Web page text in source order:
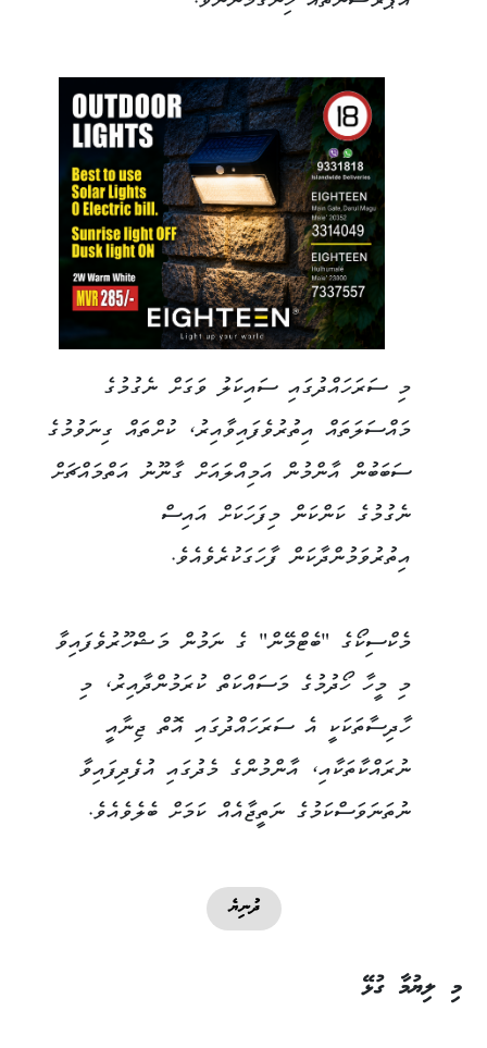
މި ސަރަހައްދުގައި ސައިކަލު ވަގަށް ނެގުމުގެ
މައްސަލަތައް އިތުރުވެފައިވާއިރު، ކުށްތައް ގިނަވުމުގެ
ސަބަބުން އާންމުން އަމިއްލައަށް ގާނޫނު އަތްމައްޗަށް
ނެގުމުގެ ކަންކަން މިފަހަކަށް އައިސް
އިތުރުވަމުންދާކަން ފާހަގަކުރެވެއެވެ.
މެކްސިކޯގެ "ބެޓްމޭން" ގެ ނަމުން މަޝްހޫރުވެފައިވާ
މި މީހާ ހޯދުމުގެ މަސައްކަތް ކުރަމުންދާއިރު، މި
ހާދިސާތަކަކީ އެ ސަރަހައްދުގައި އޮތް ޖިނާއީ
ނުރައްކާތަކާއި، އާންމުންގެ މެދުގައި އުފެދިފައިވާ
ނުތަނަވަސްކަމުގެ ނަތީޖާއެއް ކަމަށް ބެލެވެއެވެ.
ދުނިޔެ
މި ލިޔުމާ ގުޅޭ